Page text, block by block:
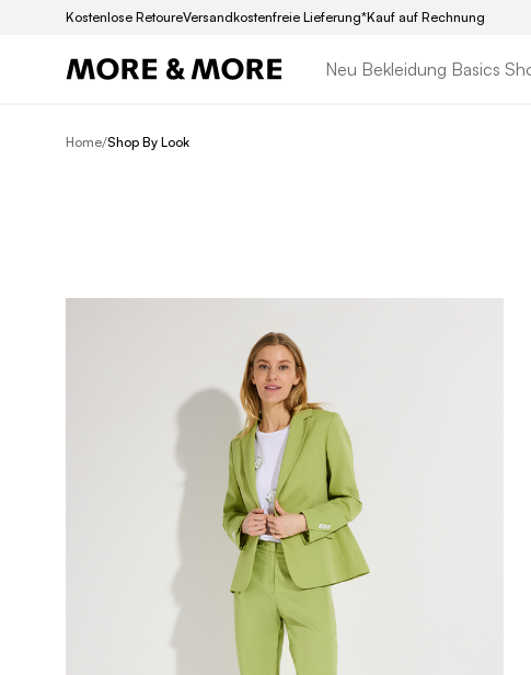
Kostenlose RetoureVersandkostenfreie Lieferung*Kauf auf Rechnung
Neu Bekleidung Basics
Home/Shop By Look